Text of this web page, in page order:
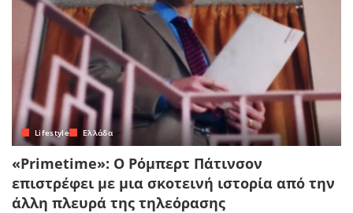
Lifestyle Ελλάδα
«Primetime»: Ο Ρόμπερτ Πάτινσον
επιστρέφει με μια σκοτεινή ιστορία από την
άλλη πλευρά της τηλεόρασης